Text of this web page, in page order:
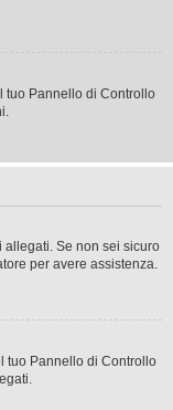
tuo Pannello di Controllo
allegati. Se non sei sicuro
per avere assistenza.
tuo Pannello di Controllo